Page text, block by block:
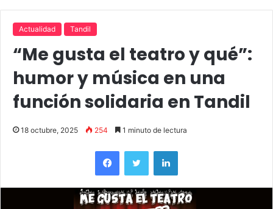
Actualidad Tandil
“Me gusta el teatro y qué”:
humor y música en una
función solidaria en Tandil
18 octubre, 2025 254 1 minuto de lectura